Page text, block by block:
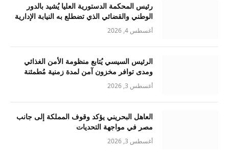
رئيس المحكمة الدستورية العليا يُشيد بالدور
الوطني والقضائي الذي تضطلع به النيابة الإدارية
أغسطس 4, 2026
الرئيس السيسي يُتابع منظومة الأمن الغذائي
ومدى توافر مخزون آمن لمدة زمنية مُطمئنة
أغسطس 3, 2026
العاهل البحريني يؤكد وقوف المملكة إلى جانب
مصر في مواجهة التحديات
أغسطس 3, 2026